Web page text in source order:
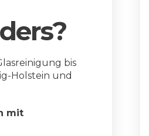
bis
Holstein und
mit